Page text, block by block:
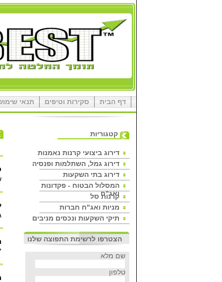
דף הבית סקירות וטיפים תנאי
קטגוריות
דירוג ביצועי קרנות נאמנות
דירוג גמל, השתלמות ופנסיה
דירוג בתי השקעות
המסלול הבטוח - פקדונות
ואג"ח
קרנות סל
מניות ואג"ח חברות
תיקי השקעות ונכסים מניבים
הצטרפו לרשימת התפוצה שלנו
שם מלא
טלפון